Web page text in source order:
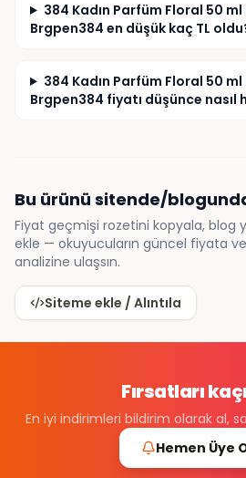
384 Kadın Parfüm Floral 50
Brgpen384 en düşük kaç TL
384 Kadın Parfüm Floral 50
Brgpen384 fiyatı düşünce nasıl
Bu ürünü sitende/
Fiyat geçmişi rozetini kopyala, blog
ekle — okuyucuların güncel fiyata
analizine ulaşsın.
Siteme ekle / Alıntıla
Fırsatları
En iyi indirimleri bildirim olarak al,
Hemen Üye